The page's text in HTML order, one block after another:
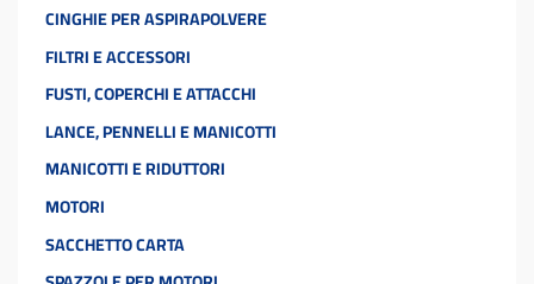
CINGHIE PER ASPIRAPOLVERE
FILTRI E ACCESSORI
FUSTI, COPERCHI E ATTACCHI
LANCE, PENNELLI E MANICOTTI
MANICOTTI E RIDUTTORI
MOTORI
SACCHETTO CARTA